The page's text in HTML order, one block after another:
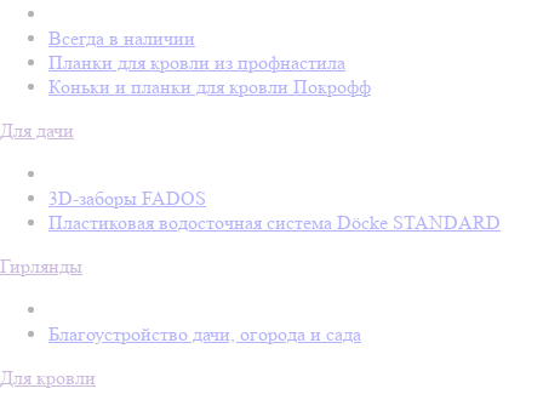
Всегда в наличии
Планки для кровли из профнастила
Коньки и планки для кровли Покрофф
Для дачи
3D-заборы FADOS
Пластиковая водосточная система Döcke STANDARD
Гирлянды
Благоустройство дачи, огорода и сада
Для кровли